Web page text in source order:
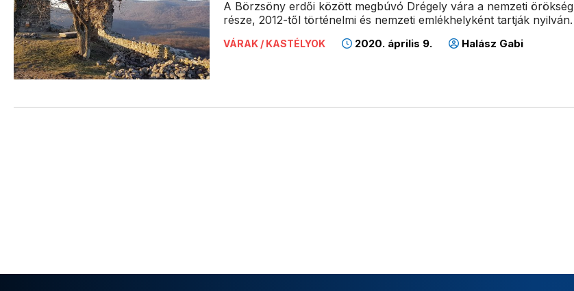
A Börzsöny erdői között megbúvó Drégely vára a nemzeti örökség
része, 2012-től történelmi és nemzeti emlékhelyként tartják nyilván.
VÁRAK / KASTÉLYOK 2020. április 9. Halász Gabi